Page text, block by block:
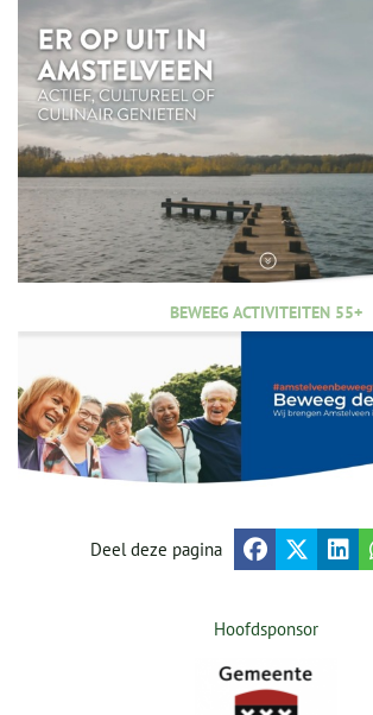
BEWEEG ACTIVITEITEN 55+
Deel deze pagina
Hoofdsponsor